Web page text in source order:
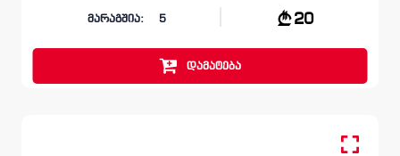
მარაგშია: 5 20
დამატება